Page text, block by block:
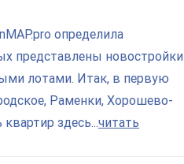
определила
представлены новостройки
лотами. Итак, в первую
Раменки, Хорошево-
здесь...читать